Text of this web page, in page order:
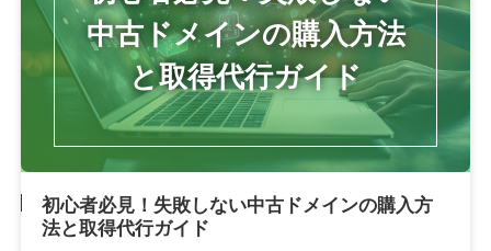
初心者必見！失敗しない中古ドメインの購入方
法と取得代行ガイド